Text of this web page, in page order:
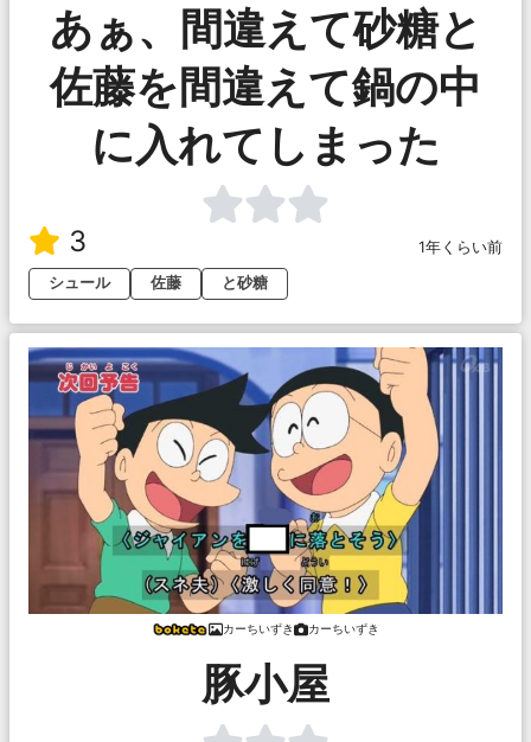
あぁ、間違えて砂糖と
佐藤を間違えて鍋の中
に入れてしまった
3
1年くらい前
シュール
佐藤 と砂糖
カーちいずき カーちいずき
豚小屋